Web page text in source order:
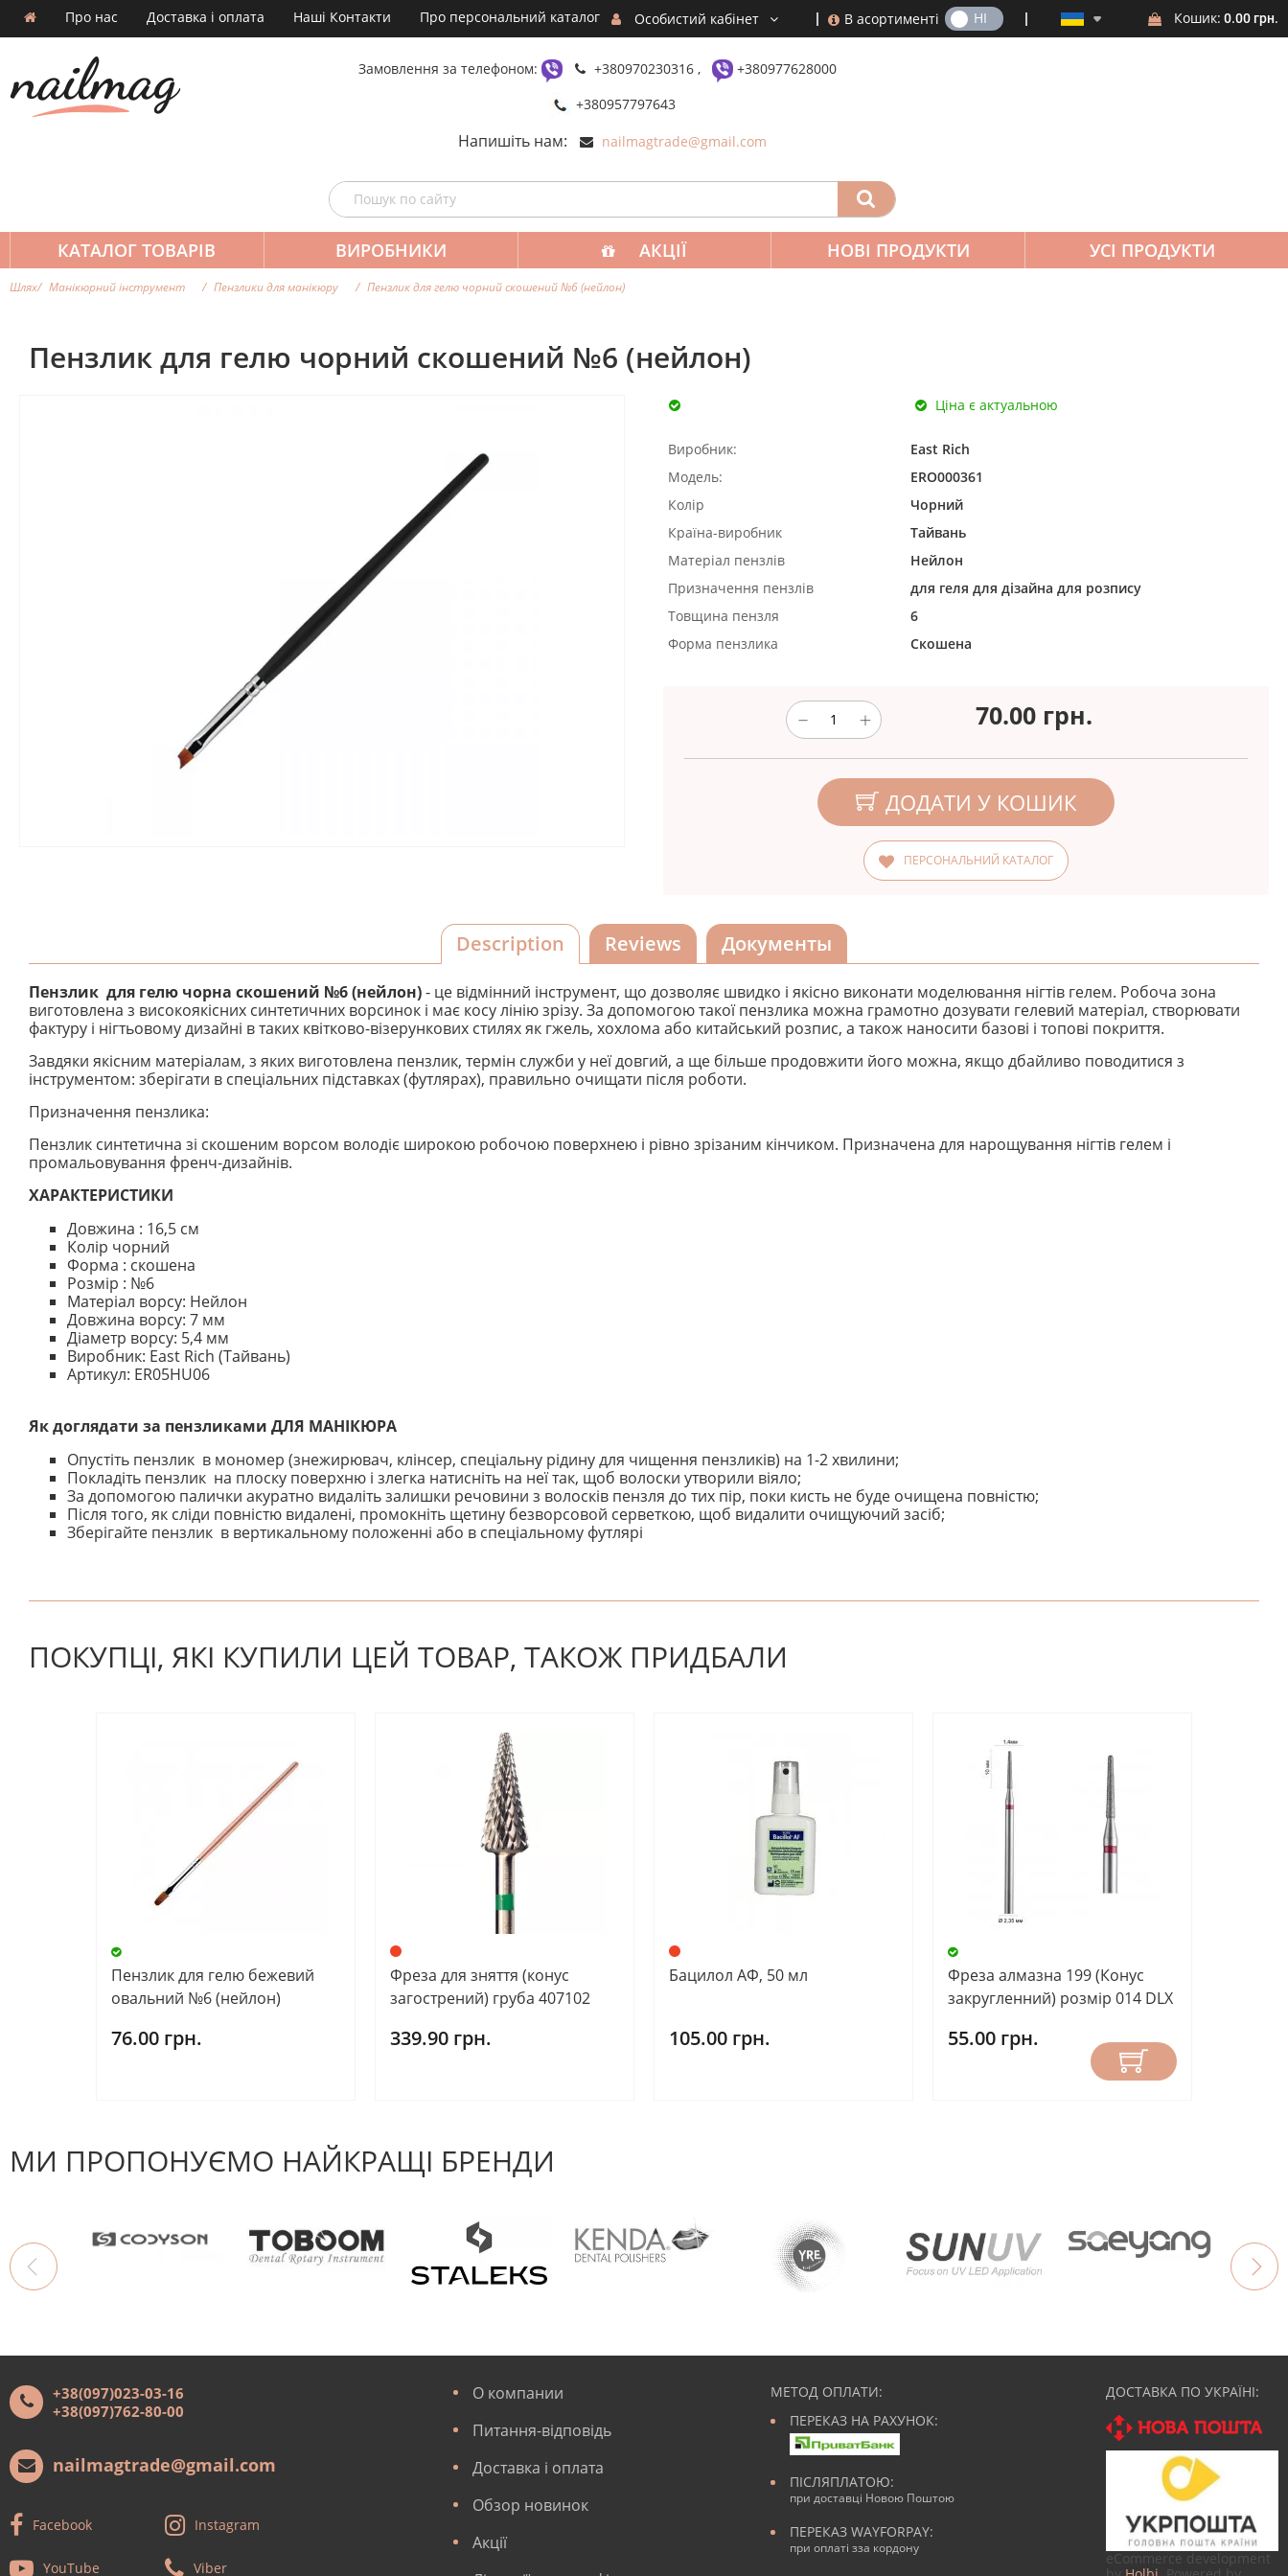
Про нас Доставка і оплата Наші Контакти Про персональний каталог Кошик: 0.00 грн.
В асортименті
ТАК НІ
Особистий кабінет
Замовлення за телефоном: +380970230316 ,
+380977628000
+380957797643
Напишіть нам: nailmagtrade@gmail.com
КАТАЛОГ ТОВАРІВ ВИРОБНИКИ АКЦІЇ НОВІ ПРОДУКТИ УСІ ПРОДУКТИ
Шлях Манікюрний інструмент Пензлики для манікюру Пензлик для гелю чорний скошений №6 (нейлон)
Пензлик для гелю чорний скошений №6 (нейлон)
Ціна є актуальною
Виробник:
East Rich
Модель:
ERO000361
Колір
Чорний
Країна-виробник
Тайвань
Матеріал пензлів
Нейлон
Призначення пензлів
для геля для дізайна для розпису
Товщина пензля
6
Форма пензлика
Скошена
70.00 грн.
ДОДАТИ У КОШИК
ПЕРСОНАЛЬНИЙ КАТАЛОГ
Description Reviews Документы
Пензлик для гелю чорна скошений №6 (нейлон)- це відмінний інструмент, що дозволяє швидко і якісно виконати моделювання нігтів гелем. Робоча зона
виготовлена ​​з високоякісних синтетичних ворсинок і має косу лінію зрізу. За допомогою такої пензлика можна грамотно дозувати гелевий матеріал, створювати
фактуру і нігтьовому дизайні в таких квітково-візерункових стилях як гжель, хохлома або китайський розпис, а також наносити базові і топові покриття.
Завдяки якісним матеріалам, з яких виготовлена ​​пензлик, термін служби у неї довгий, а ще більше продовжити його можна, якщо дбайливо поводитися з
інструментом: зберігати в спеціальних підставках (футлярах), правильно очищати після роботи.
Призначення пензлика:
Пензлик синтетична зі скошеним ворсом володіє широкою робочою поверхнею і рівно зрізаним кінчиком. Призначена для нарощування нігтів гелем і
промальовування френч-дизайнів.
ХАРАКТЕРИСТИКИ
Довжина : 16,5 cм
Колір чорний
Форма : скошена
Розмір : №6
Матеріал ворсу: Нейлон
Довжина ворсу: 7 мм
Діаметр ворсу: 5,4 мм
Виробник: East Rich (Тайвань)
Артикул: ER05HU06
Як доглядати за пензликами ДЛЯ МАНІКЮРА
Опустіть пензлик в мономер (знежирювач, клінсер, спеціальну рідину для чищення пензликів) на 1-2 хвилини;
Покладіть пензлик на плоску поверхню і злегка натисніть на неї так, щоб волоски утворили віяло;
За допомогою палички акуратно видаліть залишки речовини з волосків пензля до тих пір, поки кисть не буде очищена повністю;
Після того, як сліди повністю видалені, промокніть щетину безворсовой серветкою, щоб видалити очищуючий засіб;
Зберігайте пензлик в вертикальному положенні або в спеціальному футлярі
На даний час немає відгуків. Ви можете стати першим! Будьте першим, хто напише відгук.
ПОКУПЦІ, ЯКІ КУПИЛИ ЦЕЙ ТОВАР, ТАКОЖ ПРИДБАЛИ
Пензлик для гелю бежевий
овальний №6 (нейлон)
76.00 грн.
Фреза для зняття (конус
загострений) груба 407102
339.90 грн.
Бацилол АФ, 50 мл
105.00 грн.
Фреза алмазна 199 (Конус
закругленний) розмір 014 DLX
55.00 грн.
МИ ПРОПОНУЄМО НАЙКРАЩІ БРЕНДИ
+38(097)023-03-16
+38(097)762-80-00
nailmagtrade@gmail.com
Facebook Instagram
YouTube Viber
О компании
Питання-відповідь
Доставка і оплата
Обзор новинок
Акції
МЕТОД ОПЛАТИ:
ПЕРЕКАЗ НА РАХУНОК:
ПІСЛЯПЛАТОЮ:
при доставці Новою Поштою
ПЕРЕКАЗ WAYFORPAY:
при оплаті зза кордону
ДОСТАВКА ПО УКРАЇНІ:
eCommerce development